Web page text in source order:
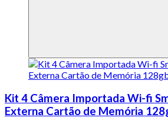
Kit 4 Câmera Importada Wi-fi
Externa Cartão de Memória